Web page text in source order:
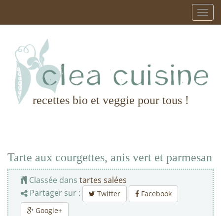
recettes bio et veggie pour tous !
Tarte aux courgettes, anis vert et parmesan
Classée dans tartes salées
Partager sur :
Twitter
Facebook
Google+